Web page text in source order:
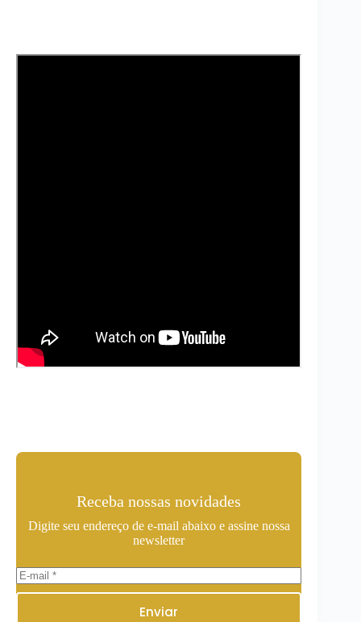
Receba nossas novidades
Digite seu endereço de e-mail abaixo e assine nossa
newsletter
Enviar